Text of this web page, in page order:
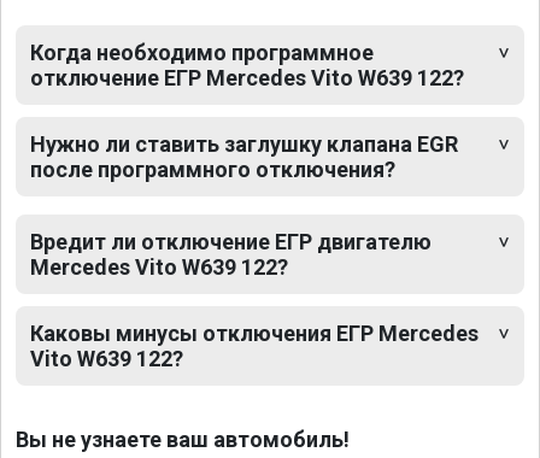
Когда необходимо программное
отключение ЕГР Mercedes Vito W639 122?
Нужно ли ставить заглушку клапана EGR
после программного отключения?
Вредит ли отключение ЕГР двигателю
Mercedes Vito W639 122?
Каковы минусы отключения ЕГР Mercedes
Vito W639 122?
Вы не узнаете ваш автомобиль!